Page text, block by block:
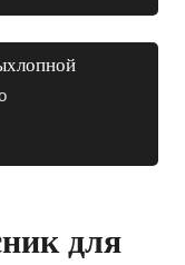
для